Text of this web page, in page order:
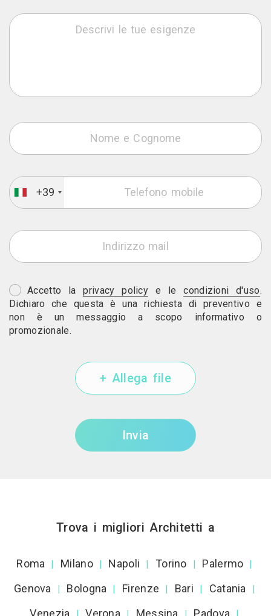
+39
Accetto laprivacy policy e lecondizioni d'uso.
Dichiaro che questa è una richiesta di preventivo e
non è un messaggio a scopo informativo o
promozionale.
+ Allega file
Invia
Trova i migliori Architetti a
Roma | Milano | Napoli | Torino | Palermo |
Genova | Bologna | Firenze | Bari | Catania |
Venezia Verona Messina Padova